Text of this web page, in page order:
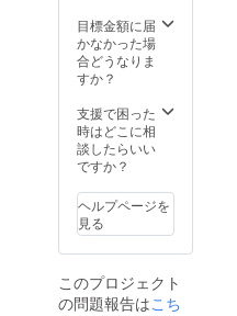
かる費
用はご
負担お
願い致
す。 ※
交通費
や宿泊
費がか
合はご
負担お
願い致
しま
セミ
ナー時
目標金額に届
かなかった場
合どうなりま
すか？
支援で困った
時はどこに相
談したらいい
ですか？
ヘルプページを
見る
このプロジェクト
の問題報告はこち